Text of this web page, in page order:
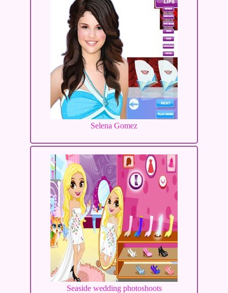
Selena Gomez
Seaside wedding photoshoots